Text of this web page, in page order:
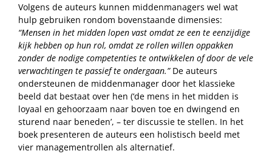
Volgens de auteurs kunnen middenmanagers wel wat
hulp gebruiken rondom bovenstaande dimensies:
“Mensen in het midden lopen vast omdat ze een te eenzijdige
kijk hebben op hun rol, omdat ze rollen willen oppakken
zonder de nodige competenties te ontwikkelen of door de vele
verwachtingen te passief te ondergaan.”De auteurs
ondersteunen de middenmanager door het klassieke
beeld dat bestaat over hen (‘de mens in het midden is
loyaal en gehoorzaam naar boven toe en dwingend en
sturend naar beneden’, – ter discussie te stellen. In het
boek presenteren de auteurs een holistisch beeld met
vier managementrollen als alternatief.